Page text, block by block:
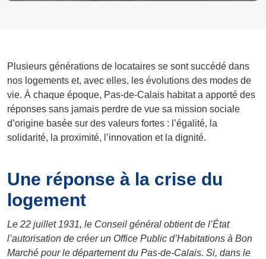
Plusieurs générations de locataires se sont succédé dans
nos logements et, avec elles, les évolutions des modes de
vie. À chaque époque, Pas-de-Calais habitat a apporté des
réponses sans jamais perdre de vue sa mission sociale
d’origine basée sur des valeurs fortes : l’égalité, la
solidarité, la proximité, l’innovation et la dignité.
Une réponse à la crise du
logement
Le 22 juillet 1931, le Conseil général obtient de l’État
l’autorisation de créer un Office Public d’Habitations à Bon
Marché pour le département du Pas-de-Calais. Si, dans le